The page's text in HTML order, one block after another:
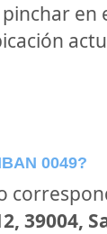
en
0049?
39004,